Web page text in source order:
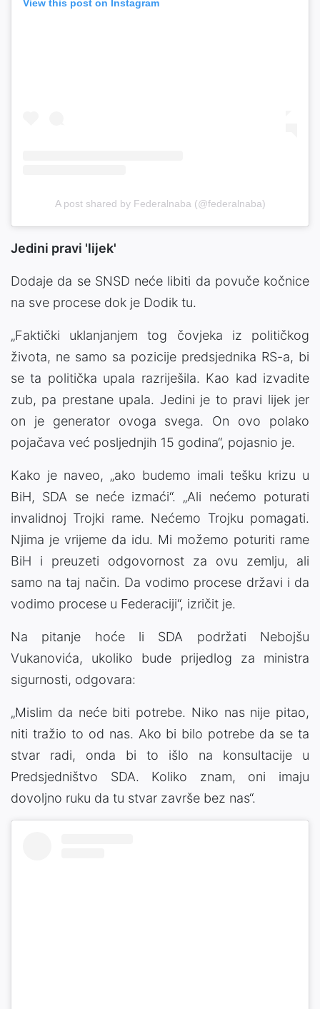
View this post on Instagram
A post shared by Federalnaba (@federalnaba)
Jedini pravi 'lijek'
Dodaje da se SNSD neće libiti da povuče kočnice
na sve procese dok je Dodik tu.
„Faktički uklanjanjem tog čovjeka iz političkog
života, ne samo sa pozicije predsjednika RS-a, bi
se ta politička upala razriješila. Kao kad izvadite
zub, pa prestane upala. Jedini je to pravi lijek jer
on je generator ovoga svega. On ovo polako
pojačava već posljednjih 15 godina“, pojasnio je.
Kako je naveo, „ako budemo imali tešku krizu u
BiH, SDA se neće izmaći“. „Ali nećemo poturati
invalidnoj Trojki rame. Nećemo Trojku pomagati.
Njima je vrijeme da idu. Mi možemo poturiti rame
BiH i preuzeti odgovornost za ovu zemlju, ali
samo na taj način. Da vodimo procese državi i da
vodimo procese u Federaciji“, izričit je.
Na pitanje hoće li SDA podržati Nebojšu
Vukanovića, ukoliko bude prijedlog za ministra
sigurnosti, odgovara:
„Mislim da neće biti potrebe. Niko nas nije pitao,
niti tražio to od nas. Ako bi bilo potrebe da se ta
stvar radi, onda bi to išlo na konsultacije u
Predsjedništvo SDA. Koliko znam, oni imaju
dovoljno ruku da tu stvar završe bez nas“.